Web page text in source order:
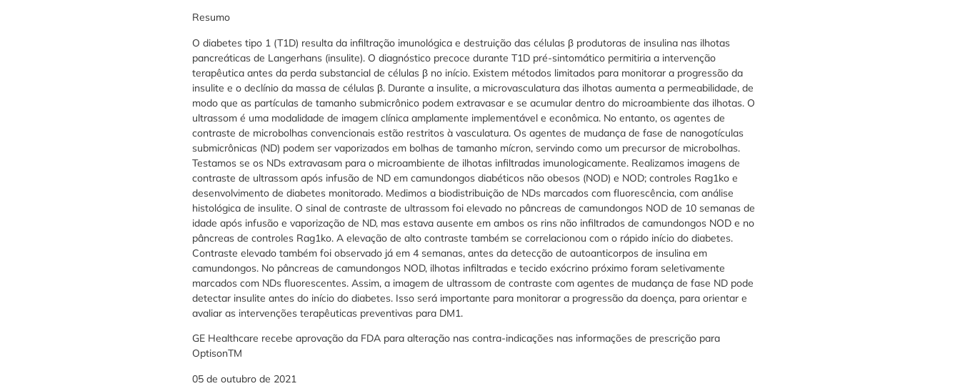
Resumo
O diabetes tipo 1 (T1D) resulta da infiltração imunológica e destruição das células β produtoras de insulina nas ilhotas
pancreáticas de Langerhans (insulite). O diagnóstico precoce durante T1D pré-sintomático permitiria a intervenção
terapêutica antes da perda substancial de células β no início. Existem métodos limitados para monitorar a progressão da
insulite e o declínio da massa de células β. Durante a insulite, a microvasculatura das ilhotas aumenta a permeabilidade, de
modo que as partículas de tamanho submicrônico podem extravasar e se acumular dentro do microambiente das ilhotas. O
ultrassom é uma modalidade de imagem clínica amplamente implementável e econômica. No entanto, os agentes de
contraste de microbolhas convencionais estão restritos à vasculatura. Os agentes de mudança de fase de nanogotículas
submicrônicas (ND) podem ser vaporizados em bolhas de tamanho mícron, servindo como um precursor de microbolhas.
Testamos se os NDs extravasam para o microambiente de ilhotas infiltradas imunologicamente. Realizamos imagens de
contraste de ultrassom após infusão de ND em camundongos diabéticos não obesos (NOD) e NOD; controles Rag1ko e
desenvolvimento de diabetes monitorado. Medimos a biodistribuição de NDs marcados com fluorescência, com análise
histológica de insulite. O sinal de contraste de ultrassom foi elevado no pâncreas de camundongos NOD de 10 semanas de
idade após infusão e vaporização de ND, mas estava ausente em ambos os rins não infiltrados de camundongos NOD e no
pâncreas de controles Rag1ko. A elevação de alto contraste também se correlacionou com o rápido início do diabetes.
Contraste elevado também foi observado já em 4 semanas, antes da detecção de autoanticorpos de insulina em
camundongos. No pâncreas de camundongos NOD, ilhotas infiltradas e tecido exócrino próximo foram seletivamente
marcados com NDs fluorescentes. Assim, a imagem de ultrassom de contraste com agentes de mudança de fase ND pode
detectar insulite antes do início do diabetes. Isso será importante para monitorar a progressão da doença, para orientar e
avaliar as intervenções terapêuticas preventivas para DM1.
GE Healthcare recebe aprovação da FDA para alteração nas contra-indicações nas informações de prescrição para
OptisonTM
05 de outubro de 2021